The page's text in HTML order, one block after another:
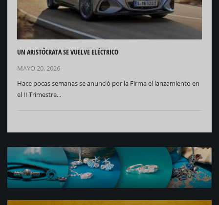
UN ARISTÓCRATA SE VUELVE ELÉCTRICO
MAYO 20, 2026
Hace pocas semanas se anunció por la Firma el lanzamiento en
el II Trimestre...